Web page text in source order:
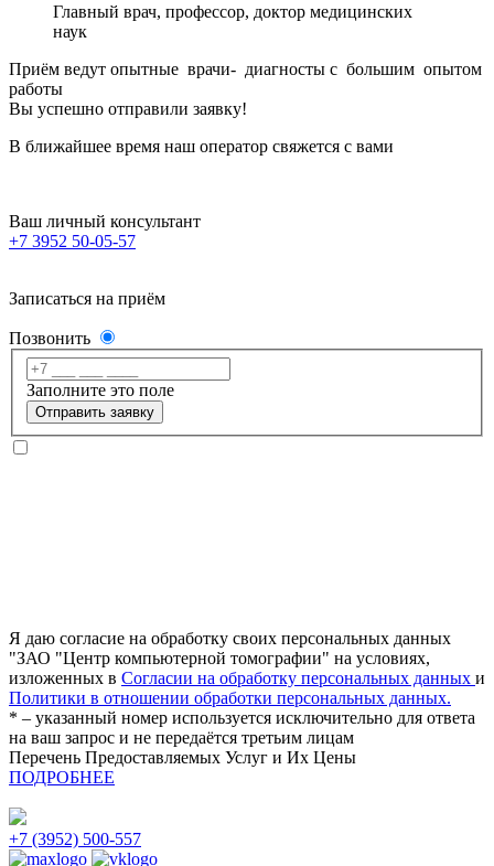
Главный врач, профессор, доктор медицинских
наук
Приём ведут опытные врачи- диагносты с большим опытом
работы
Вы успешно отправили заявку!
В ближайшее время наш оператор свяжется с вами
Ваш личный консультант
+7 3952 50-05-57
Записаться на приём
Позвонить
Заполните это поле
Отправить заявку
Я даю согласие на обработку своих персональных данных
"ЗАО "Центр компьютерной томографии" на условиях,
изложенных в Согласии на обработку персональных данных и
Политики в отношении обработки персональных данных.
* – указанный номер используется исключительно для ответа
на ваш запрос и не передаётся третьим лицам
Перечень Предоставляемых Услуг и Их Цены
ПОДРОБНЕЕ
+7 (3952) 500-557